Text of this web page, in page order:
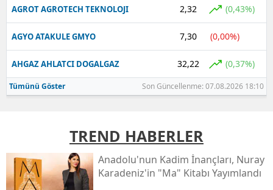
AGROT AGROTECH TEKNOLOJI 2,32 (0,43%)
AGYO ATAKULE GMYO 7,30 (0,00%)
AHGAZ AHLATCI DOGALGAZ 32,22 (0,37%)
Tümünü Göster Son Güncellenme: 07.08.2026 18:10
TREND HABERLER
Anadolu'nun Kadim İnançları, Nuray
Karadeniz'in "ma" Kitabı Yayımlandı